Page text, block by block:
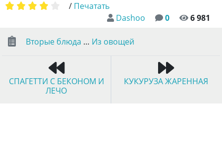
Dashoo 0 6 981
/ Печатать
Вторые блюда … Из овощей
СПАГЕТТИ С БЕКОНОМ И
ЛЕЧО
КУКУРУЗА ЖАРЕННАЯ